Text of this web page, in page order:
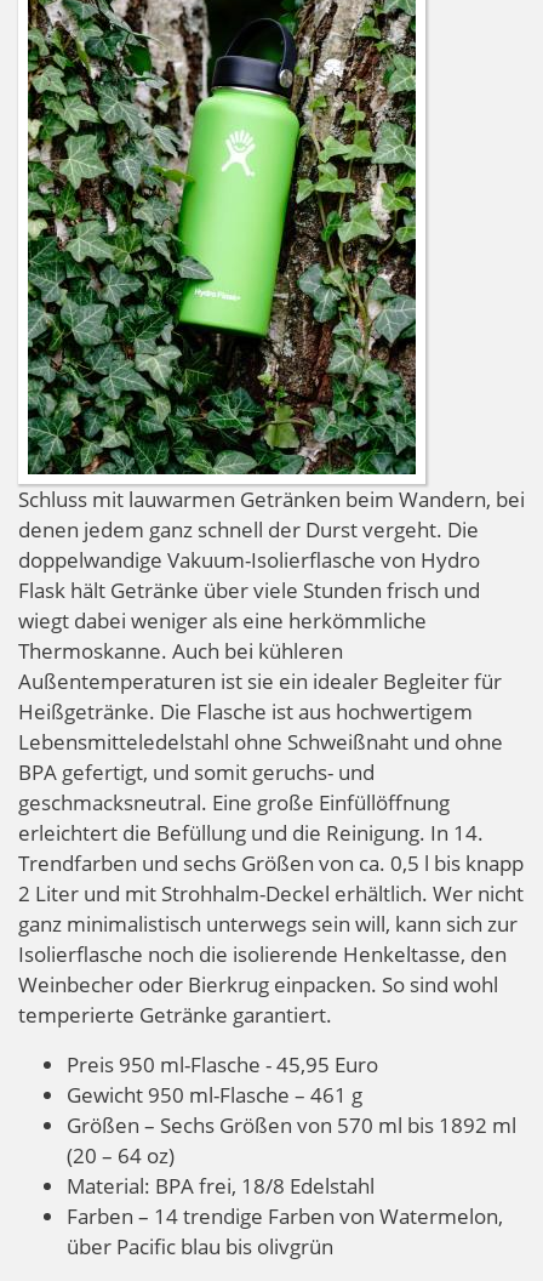
Schluss mit lauwarmen Getränken beim Wandern, bei
denen jedem ganz schnell der Durst vergeht. Die
doppelwandige Vakuum-Isolierflasche von Hydro
Flask hält Getränke über viele Stunden frisch und
wiegt dabei weniger als eine herkömmliche
Thermoskanne. Auch bei kühleren
Außentemperaturen ist sie ein idealer Begleiter für
Heißgetränke. Die Flasche ist aus hochwertigem
Lebensmitteledelstahl ohne Schweißnaht und ohne
BPA gefertigt, und somit geruchs- und
geschmacksneutral. Eine große Einfüllöffnung
erleichtert die Befüllung und die Reinigung. In 14.
Trendfarben und sechs Größen von ca. 0,5 l bis knapp
2 Liter und mit Strohhalm-Deckel erhältlich. Wer nicht
ganz minimalistisch unterwegs sein will, kann sich zur
Isolierflasche noch die isolierende Henkeltasse, den
Weinbecher oder Bierkrug einpacken. So sind wohl
temperierte Getränke garantiert.
Preis 950 ml-Flasche - 45,95 Euro
Gewicht 950 ml-Flasche – 461 g
Größen – Sechs Größen von 570 ml bis 1892 ml
(20 – 64 oz)
Material: BPA frei, 18/8 Edelstahl
Farben – 14 trendige Farben von Watermelon,
über Pacific blau bis olivgrün